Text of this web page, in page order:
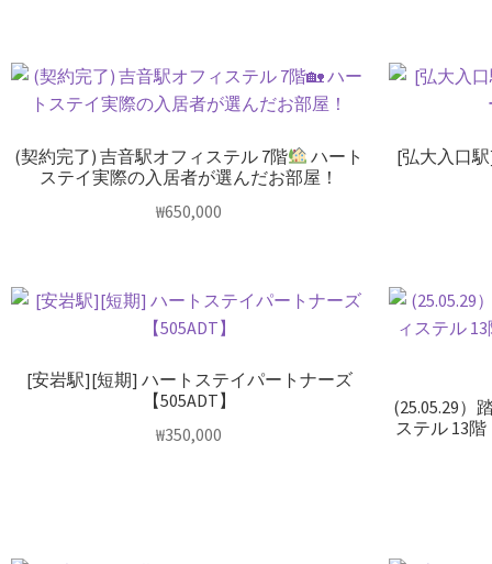
(契約完了) 吉音駅オフィステル 7階
ハート
ステイ実際の入居者が選んだお部屋！
₩650,000
[弘大入口
[安岩駅][短期] ハートステイパートナーズ
【505ADT】
₩350,000
(25.05.29）
ステル 13階